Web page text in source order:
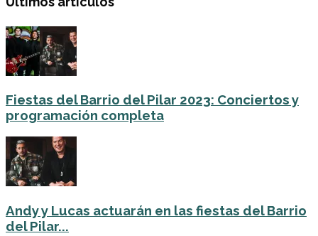
Fiestas del Barrio del Pilar 2023: Conciertos y
programación completa
Andy y Lucas actuarán en las fiestas del Barrio
del Pilar...